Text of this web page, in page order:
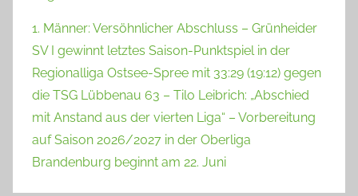
1. Männer: Versöhnlicher Abschluss – Grünheider
SV I gewinnt letztes Saison-Punktspiel in der
Regionalliga Ostsee-Spree mit 33:29 (19:12) gegen
die TSG Lübbenau 63 – Tilo Leibrich: „Abschied
mit Anstand aus der vierten Liga“ – Vorbereitung
auf Saison 2026/2027 in der Oberliga
Brandenburg beginnt am 22. Juni